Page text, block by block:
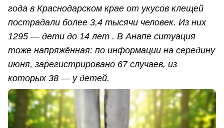
года в Краснодарском крае от укусов клещей
пострадали более 3,4 тысячи человек. Из них
1295 — дети до 14 лет . В Анапе ситуация
тоже напряжённая: по информации на середину
июня, зарегистрировано 67 случаев, из
которых 38 — у детей.